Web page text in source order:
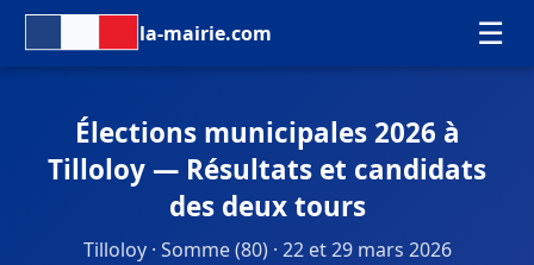
la-mairie.com ☰
Élections municipales 2026 à
Tilloloy — Résultats et candidats
des deux tours
Tilloloy · Somme (80) · 22 et 29 mars 2026